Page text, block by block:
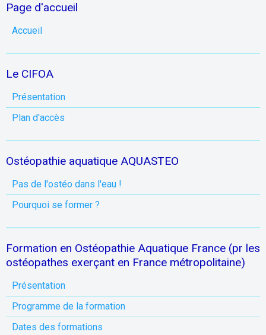
Page d'accueil
Accueil
Le CIFOA
Présentation
Plan d'accès
Ostéopathie aquatique AQUASTEO
Pas de l'ostéo dans l'eau !
Pourquoi se former ?
Formation en Ostéopathie Aquatique France (pr les
ostéopathes exerçant en France métropolitaine)
Présentation
Programme de la formation
Dates des formations